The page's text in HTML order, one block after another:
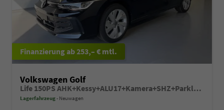
ab 253,– € mtl.
Volkswagen Golf
Life 150PS AHK+Kessy+ALU17+Kamera+SHZ+Parklenk+Alarm
Lagerfahrzeug Neuwagen